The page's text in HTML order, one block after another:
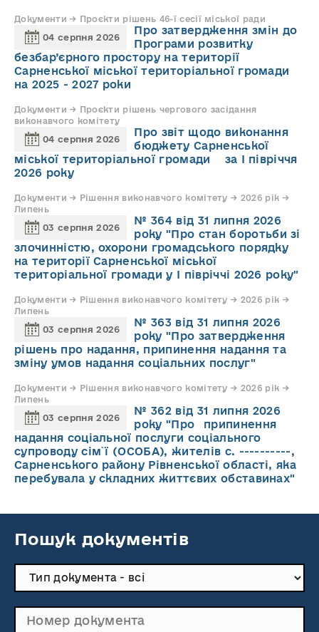
Документи → Проєкти рішень 46-ї сесії міської ради
04 серпня 2026
Про затвердження змін до
Програми розвитку
безбар’єрного простору на території
Сарненської міської територіальної громади
на 2025 - 2027 роки
Документи → Проєкти рішень чергового засідання
виконавчого комітету
04 серпня 2026
Про звіт щодо виконання
бюджету Сарненської
міської територіальної громади за І півріччя
2026 року
Документи → Рішення виконавчого комітету → 2026 рік →
Липень
03 серпня 2026
№ 364 від 31 липня 2026
року "Про стан боротьби зі
злочинністю, охорони громадського порядку
на території Сарненської міської
територіальної громади у І півріччі 2026 року"
Документи → Рішення виконавчого комітету → 2026 рік →
Липень
03 серпня 2026
№ 363 від 31 липня 2026
року "Про затвердження
рішень про надання, припинення надання та
зміну умов надання соціальних послуг"
Документи → Рішення виконавчого комітету → 2026 рік →
Липень
03 серпня 2026
№ 362 від 31 липня 2026
року "Про припинення
надання соціальної послуги соціального
супроводу cім`ї (ОСОБА), жителів с. ----------,
Сарненського району Рівненської області, яка
перебувала у складних життєвих обставинах"
Пошук документів